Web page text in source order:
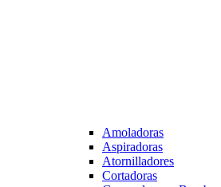
Amoladoras
Aspiradoras
Atornilladores
Cortadoras